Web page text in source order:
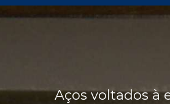
Aços voltados à